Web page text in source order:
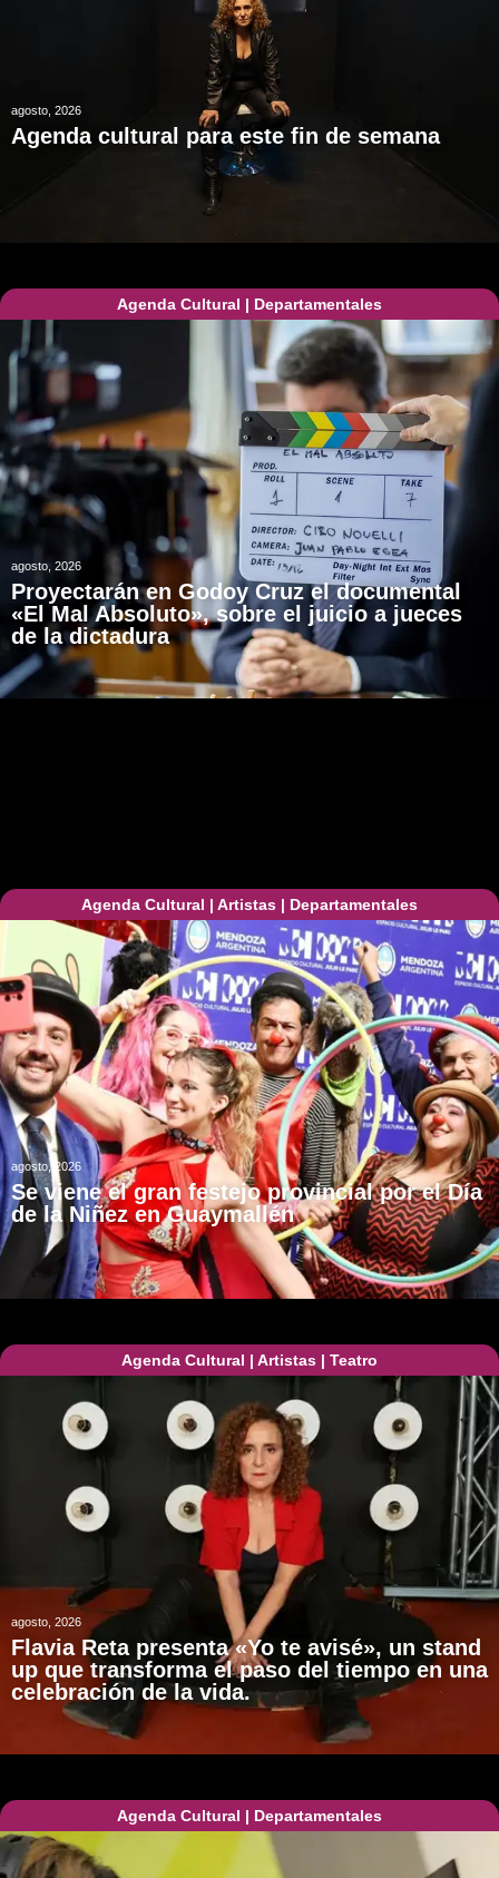
agosto, 2026
Agenda cultural para este fin de semana
Agenda Cultural | Departamentales
agosto, 2026
Proyectarán en Godoy Cruz el documental
«El Mal Absoluto», sobre el juicio a jueces
de la dictadura
Agenda Cultural | Artistas | Departamentales
agosto, 2026
Se viene el gran festejo provincial por el Día
de la Niñez en Guaymallén
Agenda Cultural | Artistas | Teatro
agosto, 2026
Flavia Reta presenta «Yo te avisé», un stand
up que transforma el paso del tiempo en una
celebración de la vida.
Agenda Cultural | Departamentales